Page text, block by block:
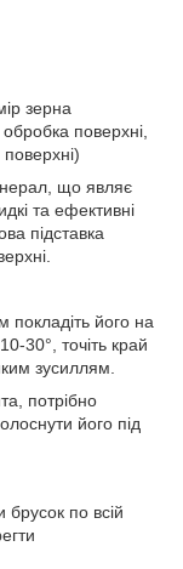
зерна
поверхні,
що являє
та ефективні
підставка
покладіть його на
30°, точіть край
зусиллям.
потрібно
його під
брусок по всій